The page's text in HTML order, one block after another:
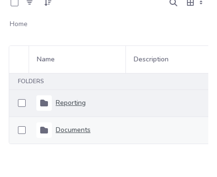
Home
Item Selection
Name Description
FOLDERS
Reporting
Documents